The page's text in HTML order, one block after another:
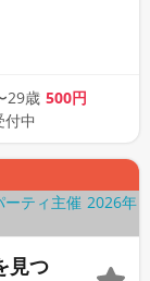
29歳 500円
中
見つ